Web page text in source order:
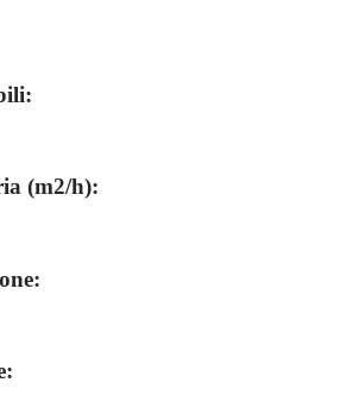
(m2/h):